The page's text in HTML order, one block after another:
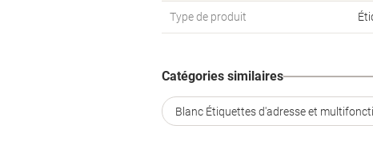
Type de produit
Catégories similaires
Blanc Étiquettes d'adresse et